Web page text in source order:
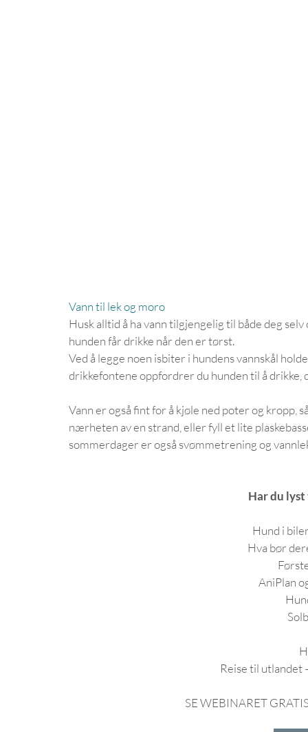
Vann til lek og moro
Husk alltid å ha vann tilgjengelig til både deg
hunden får drikke når den er tørst.
Ved å legge noen isbiter i hundens vannskål
drikkefontene oppfordrer du hunden til å drikke,
Vann er også fint for å kjøle ned poter og kropp,
nærheten av en strand, eller fyll et lite
sommerdager er også svømmetrening og
Har du
Hund i
Hva bør
AniPlan
Reise til utlandet
SE WEBINARET